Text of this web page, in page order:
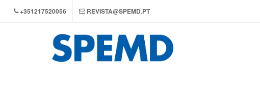
+351217520056 REVISTA@SPEMD.PT